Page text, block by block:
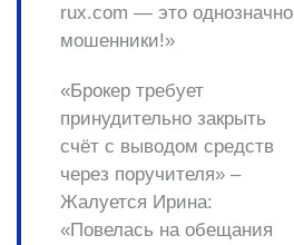
rux.com — это однозначно
мошенники!»
«Брокер требует
принудительно закрыть
счёт с выводом средств
через поручителя» –
Жалуется Ирина:
«Повелась на обещания